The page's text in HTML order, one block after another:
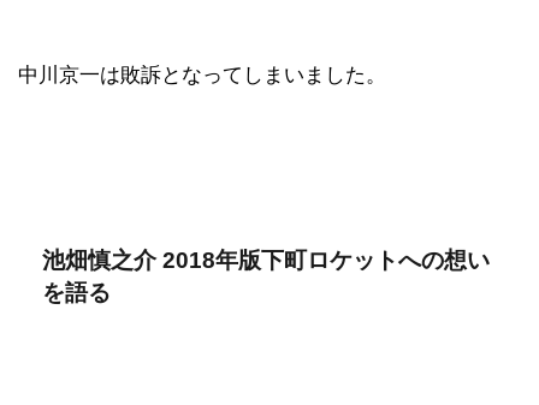
中川京一は敗訴となってしまいました。
池畑慎之介 2018年版下町ロケットへの想い
を語る